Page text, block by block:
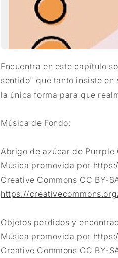
Encuentra en este capítulo
sentido" que tanto insiste
la única forma para que
Música de Fondo:
Abrigo de azúcar de Purrple
Música promovida por
Creative Commons CC BY-
https://
Objetos perdidos y
Música promovida por
Creative Commons CC BY-